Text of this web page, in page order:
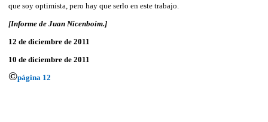
que soy optimista, pero hay que serlo en este trabajo.
[Informe de Juan Nicenboim.]
12 de diciembre de 2011
10 de diciembre de 2011
©página 12